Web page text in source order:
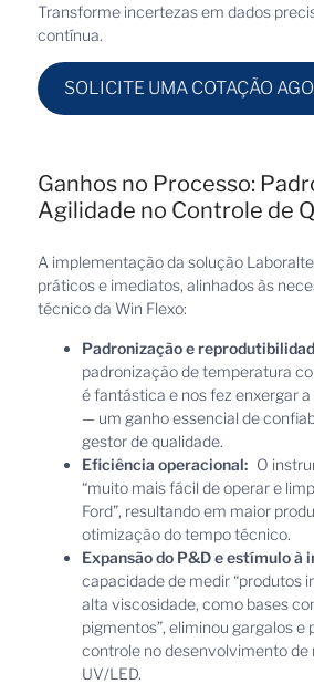
Transforme incertezas em dados
contínua.
SOLICITE UMA COTAÇÃO
Ganhos no Processo:
Agilidade no Controle de
A implementação da solução
práticos e imediatos, alinhados às
técnico da Win Flexo:
Padronização e
padronização de temperatura
é fantástica e nos fez enxergar a
— um ganho essencial de
gestor de qualidade.
Eficiência operacional: O
“muito mais fácil de operar e
Ford”, resultando em maior
otimização do tempo técnico.
Expansão do P&D e estímulo à
capacidade de medir “produtos
alta viscosidade, como bases
pigmentos”, eliminou gargalos e
controle no desenvolvimento de
UV/LED.